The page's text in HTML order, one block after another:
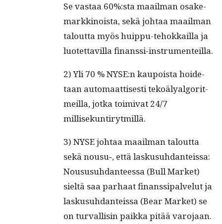
Se vas­taa 60%:sta maail­man osake­
markki­noista, sekä johtaa maail­man
talout­ta myös huip­pu-tehokkail­la ja
luotet­tavil­la finanssi-instrumenteilla.
2) Yli 70 % NYSE:n kaupoista hoide­
taan automaat­tis­es­ti tekoälyal­go­rit­
meil­la, jot­ka toimi­vat 24/7
millisekuntirytmillä.
3) NYSE johtaa maail­man talout­ta
sekä nousu‑, että laskusuh­dan­teis­sa:
Noususuh­dan­teessa (Bull Mar­ket)
sieltä saa parhaat finanssi­palve­lut ja
laskusuh­dan­teis­sa (Bear Mar­ket) se
on tur­val­lisin paik­ka pitää varo­jaan.